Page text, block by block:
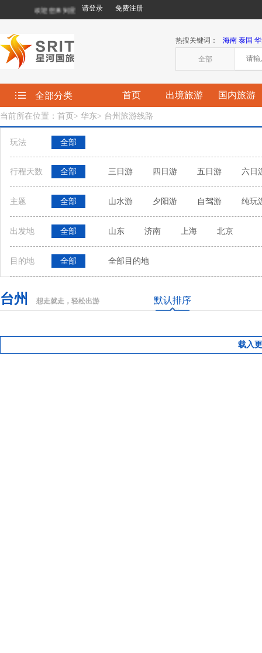
欢迎您来到星河国际旅行社有限责任公司!
请登录 免费注册
热搜关键词： 海南 泰国
全部
全部分类 首页 出境旅游 国内旅游
当前所在位置：首页 > 华东> 台州旅游线路
玩法 全部
行程天数 全部 三日游 四日游 五日游 六日
主题 全部 山水游 夕阳游 自驾游 纯玩
出发地 全部 山东 济南 上海 北京
目的地 全部 全部目的地
台州 想走就走，轻松出游 默认排序
载入